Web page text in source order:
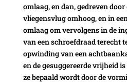
omlaag, en dan, gedreven door
vliegensvlug omhoog, en in
omlaag om vervolgens in de
van een schroefdraad terecht
opwinding van een
en de gesuggereerde vrijheid
ze bepaald wordt door de